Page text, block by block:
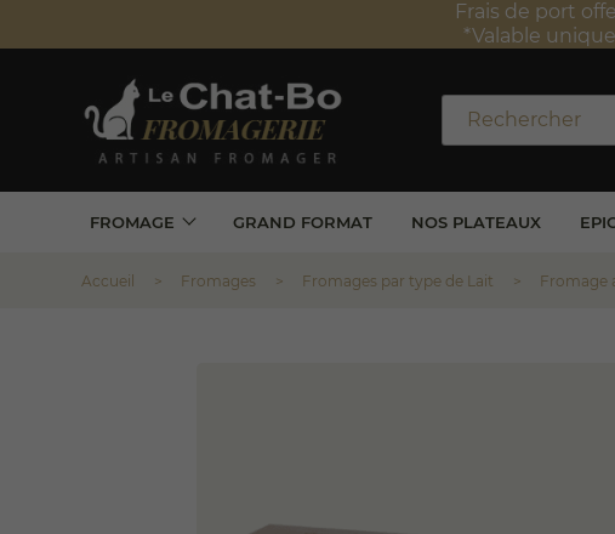
Frais de port
*Valable
FROMAGE GRAND FORMAT NOS PLATEAUX
Accueil Fromages Fromages par type de Lait Fromage